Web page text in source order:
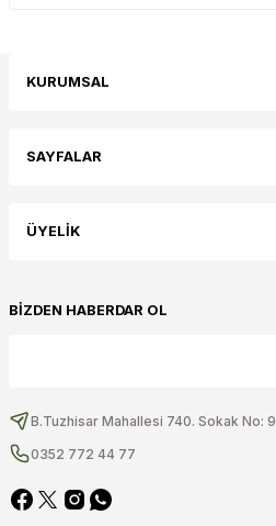
BİZDEN HABERDAR OL
B.Tuzhisar Mahallesi 740. Sokak No: 9
0352 772 44 77
KURUMSAL
SAYFALAR
ÜYELİK